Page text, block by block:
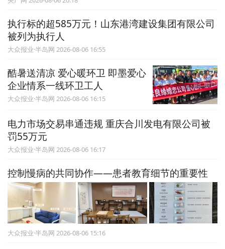
执行标的超585万元！山东港湾建设集团有限公司
被列为执行人
大众报业·半岛网 2026-08-06 16:55
酷暑送清凉 爱心暖环卫 即墨爱心
企业情系一线环卫工人
大众报业·半岛网 2026-08-06 16:15
电力市场交易串通违规 重庆合川发电有限公司被
罚55万元
大众报业·半岛网 2026-08-06 16:17
控制慢病的共同协作——患者教育细节的重要性
大众报业·半岛网 2026-08-06 15:16